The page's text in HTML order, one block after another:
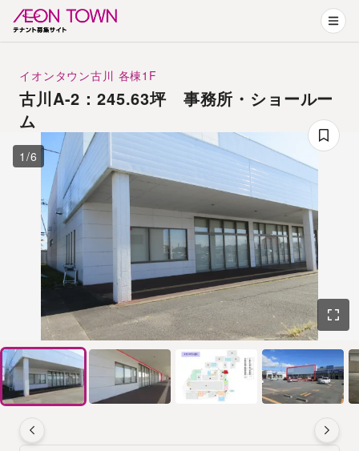
イオンタウン古川 各棟1F
古川A-2：245.63坪 事務所・ショールー
ム
1 /6